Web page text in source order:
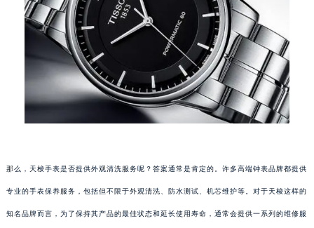
那么，天梭手表是否提供外观清洗服务呢？答案通常是肯定的。许多高端钟表品牌都提供
专业的手表保养服务，包括但不限于外观清洗、防水测试、机芯维护等。对于天梭这样的
知名品牌而言，为了保持其产品的最佳状态和延长使用寿命，通常会提供一系列的维修服